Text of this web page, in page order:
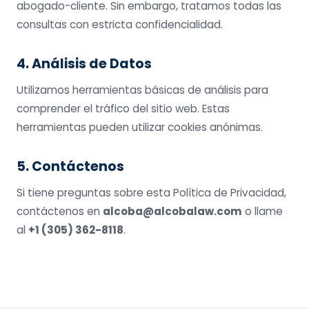
abogado-cliente. Sin embargo, tratamos todas las
consultas con estricta confidencialidad.
4. Análisis de Datos
Utilizamos herramientas básicas de análisis para
comprender el tráfico del sitio web. Estas
herramientas pueden utilizar cookies anónimas.
5. Contáctenos
Si tiene preguntas sobre esta Política de Privacidad,
contáctenos en alcoba@alcobalaw.com o llame
al +1 (305) 362-8118.